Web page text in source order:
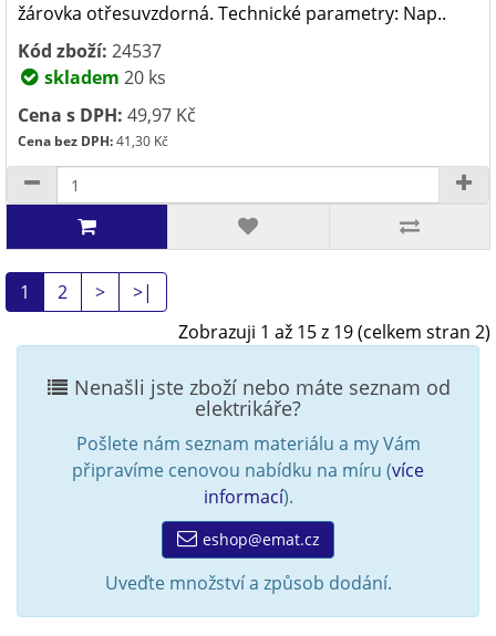
žárovka otřesuvzdorná. Technické parametry: Nap..
Kód zboží: 24537
skladem 20 ks
Cena s DPH: 49,97 Kč
Cena bez DPH:41,30 Kč
1 2 >
>|
Zobrazuji 1 až 15 z 19 (celkem stran 2)
Nenašli jste zboží nebo máte seznam od
elektrikáře?
Pošlete nám seznam materiálu a my Vám
připravíme cenovou nabídku na míru (více
informací).
eshop@emat.cz
Uveďte množství a způsob dodání.